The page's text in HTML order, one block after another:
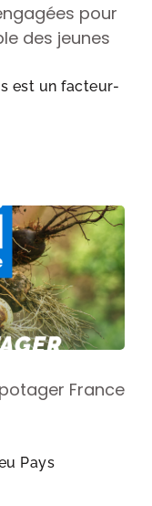
pour
des jeunes
est un facteur-
France
Pays